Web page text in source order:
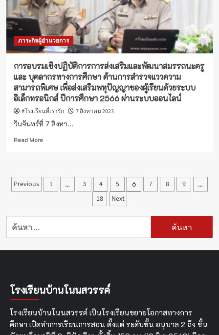
ศึกษา
กิจกรรม
การ
อบรม
พัฒนา
ครู
และ
บุคลากร
ทางการ
ศึกษา
หลักสูตร
“ผู้
การ
กรอง
ศึกษา
ภาระกิจผู้อำนวยการ
การอบรมเชิงปฏิบัติการการส่งเสริมและพัฒนาสมรรถนะครู
และ บุคลากรทางการศึกษา ด้านการสำรวจแววความ
สามารถพิเศษ เพื่อส่งเสริมพหุปัญญาของผู้เรียนด้วยระบบ
อิเล็กทรอนิกส์ ปีการศึกษา 2566 ผ่านระบบออนไลน์
#โรงเรียนที่เรารัก 7 สิงหาคม 2023
วันจันทร์ที่ 7 สิงหา...
Read MoreRead
อบรม
เชิง
พัฒนา
บุคลากร
ด้าน
การ
Posts
Previous 1 … 3 4 5 6 7 8 9 …
18 Next
ค้นหา
โรงเรียนบ้านโนนสวรรค์
โรงเรียนบ้านโนนสวรรค์ เป็นโรงเรียนขยายโอกาสทางการ
ศึกษา เปิดทำการเรียนการสอน ตั้งแต่ ระดับชั้น อนุบาล 2 ถึง ชั้น